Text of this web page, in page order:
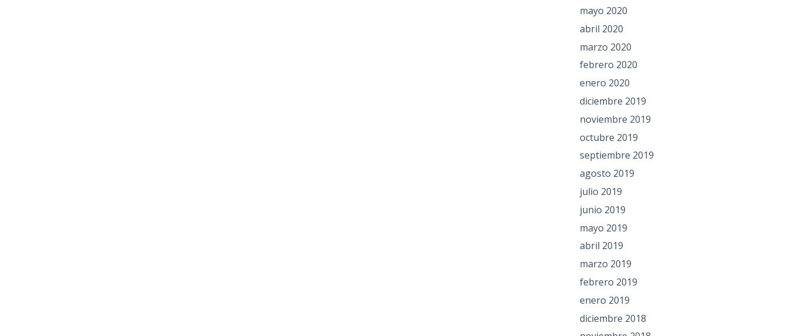
mayo 2020
abril 2020
marzo 2020
febrero 2020
enero 2020
diciembre 2019
noviembre 2019
octubre 2019
septiembre 2019
agosto 2019
julio 2019
junio 2019
mayo 2019
abril 2019
marzo 2019
febrero 2019
enero 2019
diciembre 2018